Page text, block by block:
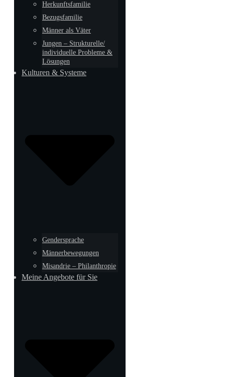
Herkunftsfamilie
Bezugsfamilie
Männer als Väter
Jungen – Strukturelle/
individuelle Probleme &
Lösungen
Kulturen & Systeme
Gendersprache
Männerbewegungen
Misandrie – Philanthropie
Meine Angebote für Sie